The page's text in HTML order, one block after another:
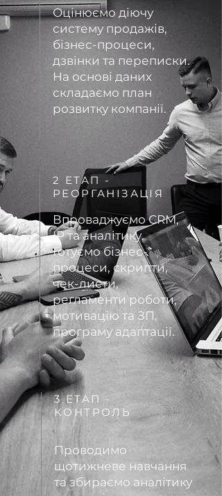
Оцінюємо діючу
систему продажів,
бізнес-процеси,
дзвінки та переписки.
На основі даних
складаємо план
розвитку компанії.
2 ЕТАП -
РЕОРГАНІЗАЦІЯ
Впроваджуємо СRМ,
IP та аналітику.
Готуємо бізнес-
процеси, скрипти,
чек-листи,
регламенти роботи,
мотивацію та ЗП,
програму адаптації.
3 ЕТАП -
КОНТРОЛЬ
Проводимо
щотижневе навчання
та збираємо аналітику